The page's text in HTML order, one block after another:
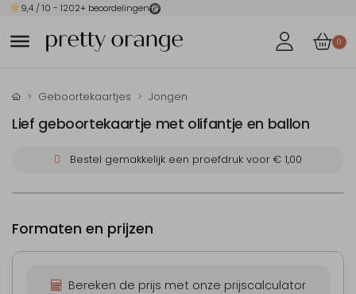
9,4 / 10 - 1202+ beoordelingen
0
Geboortekaartjes Jongen
Lief geboortekaartje met olifantje en ballon
Bestel gemakkelijk een proefdruk voor € 1,00
Formaten en prijzen
Bereken de prijs met onze prijscalculator